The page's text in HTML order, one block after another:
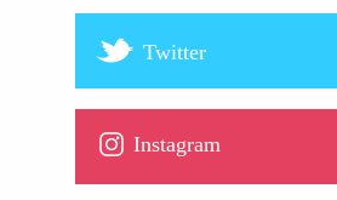
Twitter
Instagram